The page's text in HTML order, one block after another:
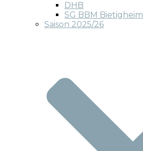
DHB
SG BBM Bietigheim
Saison 2025/26